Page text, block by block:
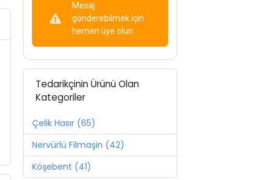
Mesaj
gönderebilmek için
hemen üye olun
Tedarikçinin Ürünü Olan
Kategoriler
Çelik Hasır (65)
Nervürlü Filmaşin (42)
Köşebent (41)